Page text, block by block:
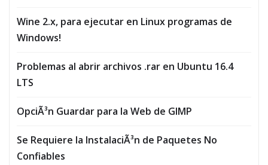
Wine 2.x, para ejecutar en Linux programas de
Windows!
Problemas al abrir archivos .rar en Ubuntu 16.4
LTS
OpciÃ³n Guardar para la Web de GIMP
Se Requiere la InstalaciÃ³n de Paquetes No
Confiables